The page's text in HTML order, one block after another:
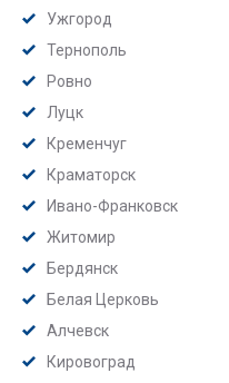
Ужгород
Тернополь
Ровно
Луцк
Кременчуг
Краматорск
Ивано-Франковск
Житомир
Бердянск
Белая Церковь
Алчевск
Кировоград